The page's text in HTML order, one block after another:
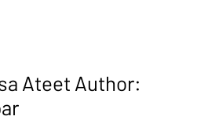
Ateet Author: